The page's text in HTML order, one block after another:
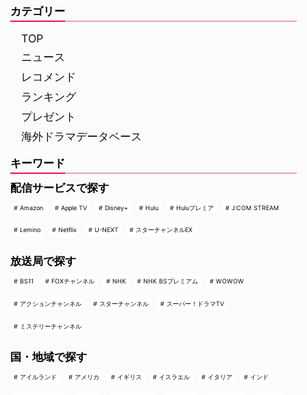
カテゴリー
TOP
ニュース
レコメンド
ランキング
プレゼント
海外ドラマデータベース
キーワード
配信サービスで探す
Amazon Apple TV Disney+ Hulu Huluプレミア J:COM STREAM
Lemino Netflix U-NEXT スターチャンネルEX
放送局で探す
BS11 FOXチャンネル NHK NHK BSプレミアム WOWOW
アクションチャンネル スターチャンネル スーパー！ドラマTV
ミステリーチャンネル
国・地域で探す
アイルランド アメリカ イギリス イスラエル イタリア インド